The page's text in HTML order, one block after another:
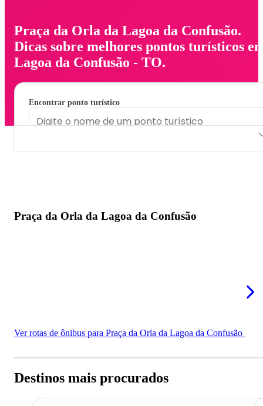
Praça da Orla da Lagoa da Confusão.
Dicas sobre melhores pontos turísticos
Lagoa da Confusão - TO.
Encontrar ponto turístico
Praça da Orla da Lagoa da Confusão
Ver rotas de ônibus para Praça da Orla da Lagoa da Confusão
Destinos mais procurados